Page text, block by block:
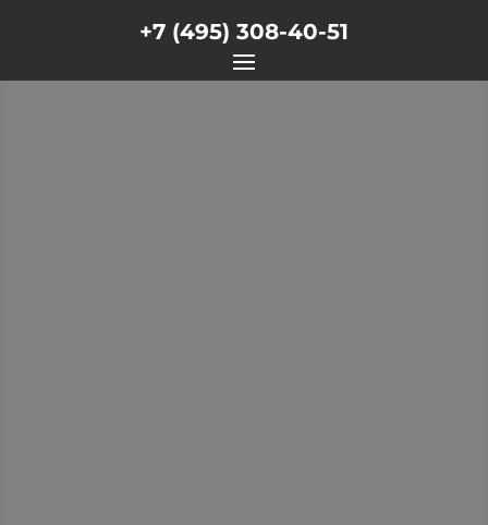
+7 (495) 308-40-51